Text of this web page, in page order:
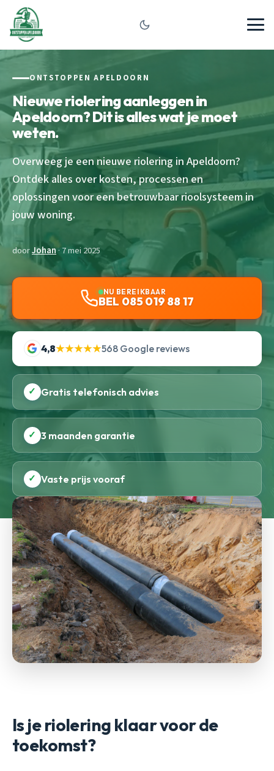
ONTSTOPPEN APELDOORN
Nieuwe riolering aanleggen in
Apeldoorn? Dit is alles wat je moet
weten.
Overweeg je een nieuwe riolering in Apeldoorn?
Ontdek alles over kosten, processen en
oplossingen voor een betrouwbaar rioolsysteem in
jouw woning.
doorJohan· 7 mei 2025
NU BEREIKBAAR
BEL 085 019 88 17
4,8★★★★★568 Google reviews
✓ Gratis telefonisch advies
✓ 3 maanden garantie
✓ Vaste prijs vooraf
Is je riolering klaar voor de
toekomst?